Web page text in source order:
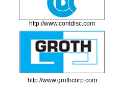
http://www.contdisc.com
http://www.grothcorp.com